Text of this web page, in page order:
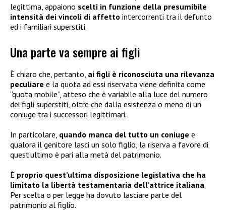
legittima, appaiono scelti in funzione della presumibile
intensità dei vincoli di affetto intercorrenti tra il defunto
ed i familiari superstiti.
Una parte va sempre ai figli
È chiaro che, pertanto, ai figli è riconosciuta una rilevanza
peculiare e la quota ad essi riservata viene definita come
“quota mobile”, atteso che è variabile alla luce del numero
dei figli superstiti, oltre che dalla esistenza o meno di un
coniuge tra i successori legittimari.
In particolare, quando manca del tutto un coniuge e
qualora il genitore lasci un solo figlio, la riserva a favore di
quest’ultimo è pari alla metà del patrimonio.
È proprio quest’ultima disposizione legislativa che ha
limitato la libertà testamentaria dell’attrice italiana.
Per scelta o per legge ha dovuto lasciare parte del
patrimonio al figlio.